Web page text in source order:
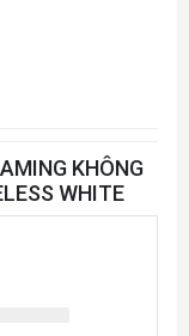
KHÔNG
WHITE